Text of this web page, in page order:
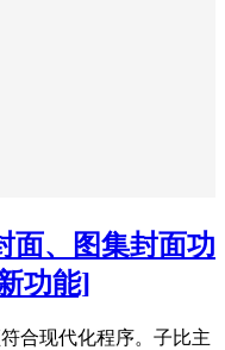
面、图集封面功
功能]
合现代化程序。子比主